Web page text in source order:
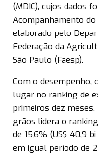
(MDIC), cujos dados
Acompanhamento do
elaborado pelo
Federação da
São Paulo (Faesp).
Com o desempenho,
lugar no ranking de
primeiros dez
grãos lidera o
de 15,6% (US$ 40,9
em igual período de